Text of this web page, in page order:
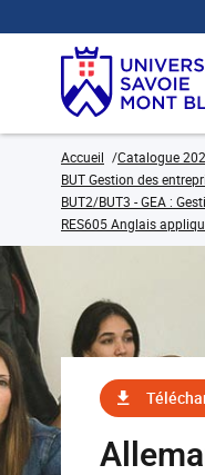
Accueil Catalogue
BUT Gestion des
BUT2/BUT3 - GEA :
RES605 Anglais